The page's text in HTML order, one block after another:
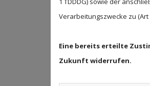
Verarbeitungszwecke zu (Art
Eine bereits erteilte
Zukunft widerrufen.